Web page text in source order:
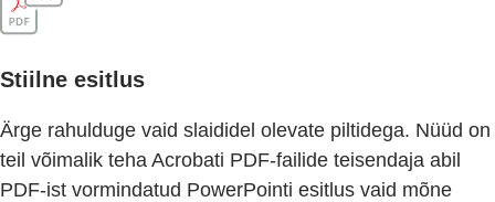
Stiilne esitlus
Ärge rahulduge vaid slaididel olevate piltidega. Nüüd on
teil võimalik teha Acrobati PDF-failide teisendaja abil
PDF-ist vormindatud PowerPointi esitlus vaid mõne